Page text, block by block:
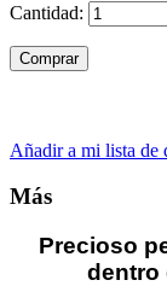
Cantidad:
Comprar
Añadir a mi lista de
Más
Precioso
dentro